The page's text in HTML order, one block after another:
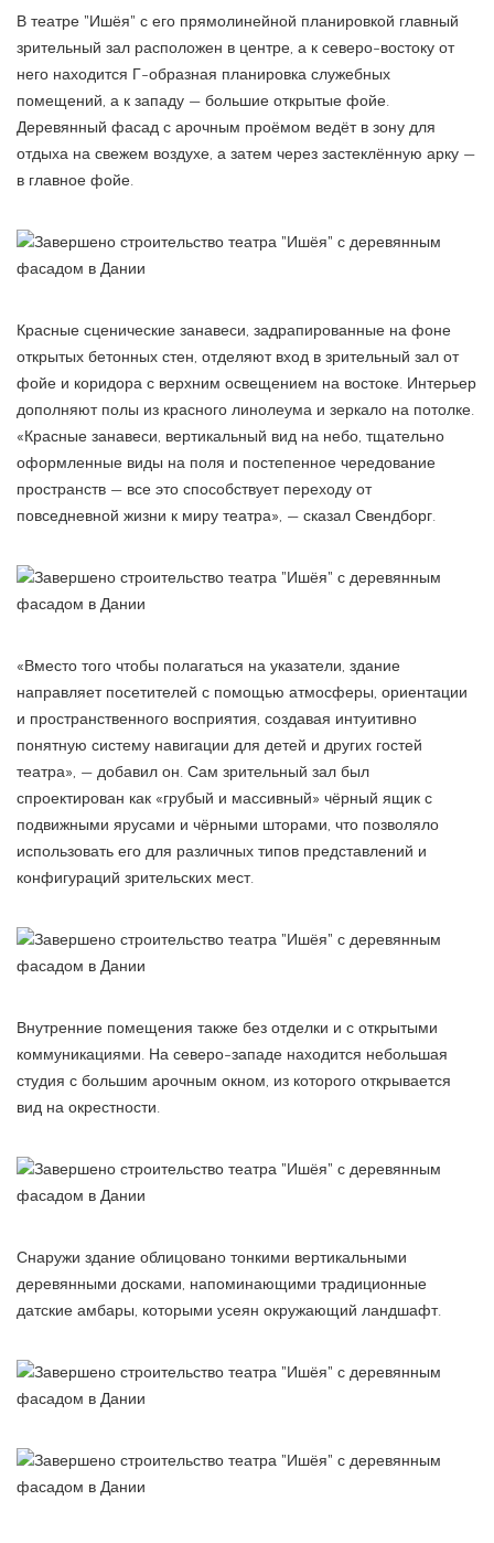
В театре "Ишёя" с его прямолинейной планировкой главный
зрительный зал расположен в центре, а к северо-востоку от
него находится Г-образная планировка служебных
помещений, а к западу — большие открытые фойе.
Деревянный фасад с арочным проёмом ведёт в зону для
отдыха на свежем воздухе, а затем через застеклённую арку —
в главное фойе.
Красные сценические занавеси, задрапированные на фоне
открытых бетонных стен, отделяют вход в зрительный зал от
фойе и коридора с верхним освещением на востоке. Интерьер
дополняют полы из красного линолеума и зеркало на потолке.
«Красные занавеси, вертикальный вид на небо, тщательно
оформленные виды на поля и постепенное чередование
пространств — все это способствует переходу от
повседневной жизни к миру театра», — сказал Свендборг.
«Вместо того чтобы полагаться на указатели, здание
направляет посетителей с помощью атмосферы, ориентации
и пространственного восприятия, создавая интуитивно
понятную систему навигации для детей и других гостей
театра», — добавил он. Сам зрительный зал был
спроектирован как «грубый и массивный» чёрный ящик с
подвижными ярусами и чёрными шторами, что позволяло
использовать его для различных типов представлений и
конфигураций зрительских мест.
Внутренние помещения также без отделки и с открытыми
коммуникациями. На северо-западе находится небольшая
студия с большим арочным окном, из которого открывается
вид на окрестности.
Снаружи здание облицовано тонкими вертикальными
деревянными досками, напоминающими традиционные
датские амбары, которыми усеян окружающий ландшафт.